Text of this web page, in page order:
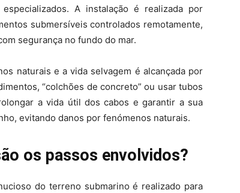
A instalação é realizada por
submersíveis controlados remotamente,
segurança no fundo do mar.
naturais e a vida selvagem é alcançada por
“colchões de concreto” ou usar tubos
a vida útil dos cabos e garantir a sua
evitando danos por fenómenos naturais.
os passos envolvidos?
do terreno submarino é realizado para